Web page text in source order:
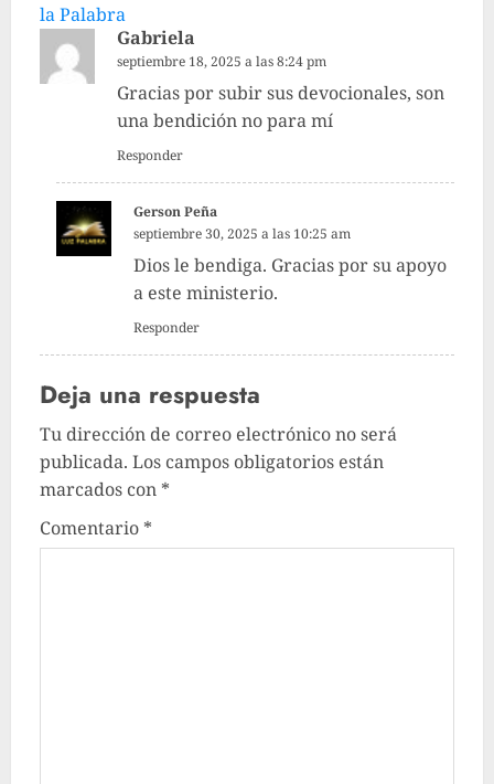
la Palabra
Gabriela
septiembre 18, 2025 a las 8:24 pm
Gracias por subir sus devocionales, son
una bendición no para mí
Responder
Gerson Peña
septiembre 30, 2025 a las 10:25 am
Dios le bendiga. Gracias por su apoyo
a este ministerio.
Responder
Deja una respuesta
Tu dirección de correo electrónico no será
publicada. Los campos obligatorios están
marcados con *
Comentario *